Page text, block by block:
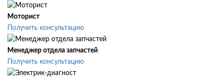
Моторист
Получить консультацию
Менеджер отдела запчастей
Получить консультацию